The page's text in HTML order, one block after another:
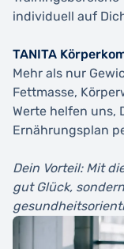
individuell auf
TANITA
Mehr als nur
Fettmasse,
Werte helfen uns,
Ernährungsplan
Dein Vorteil: Mit
gut Glück,